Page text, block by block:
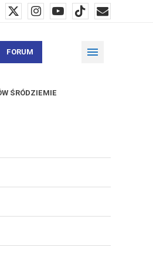
FORUM
ŚRÓDZIEMIE